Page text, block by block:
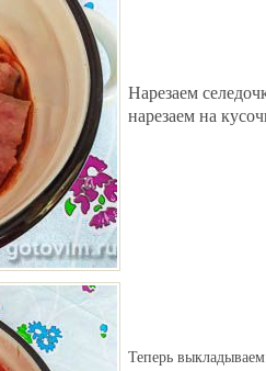
Нарезаем
нарезаем на
Теперь